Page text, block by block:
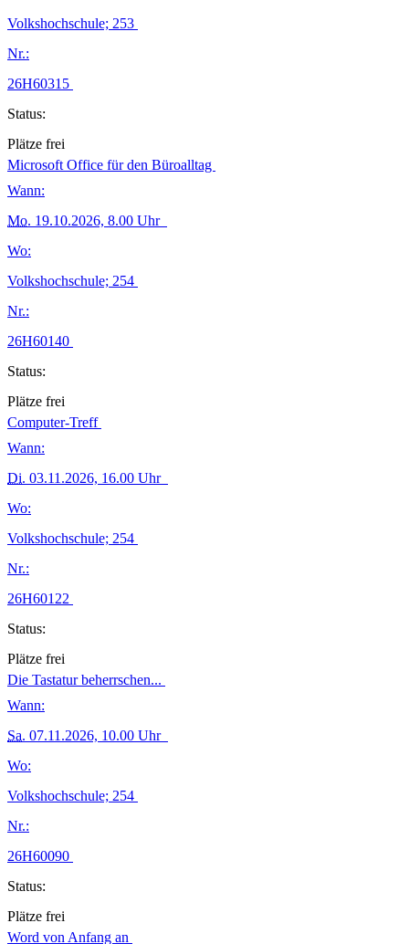
Volkshochschule; 253
Nr.:
26H60315
Status:
Plätze frei
Microsoft Office für den Büroalltag
Wann:
Mo. 19.10.2026, 8.00 Uhr
Wo:
Volkshochschule; 254
Nr.:
26H60140
Status:
Plätze frei
Computer-Treff
Wann:
Di. 03.11.2026, 16.00 Uhr
Wo:
Volkshochschule; 254
Nr.:
26H60122
Status:
Plätze frei
Die Tastatur beherrschen...
Wann:
Sa. 07.11.2026, 10.00 Uhr
Wo:
Volkshochschule; 254
Nr.:
26H60090
Status:
Plätze frei
Word von Anfang an